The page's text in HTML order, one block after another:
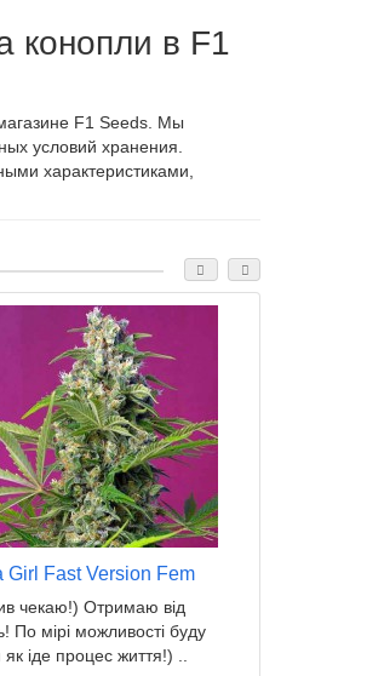
конопли в F1
F1 Seeds. Мы
условий хранения.
характеристиками,
Girl Fast Version Fem
чекаю!) Отримаю від
По мірі можливості буду
як іде процес життя!) ..